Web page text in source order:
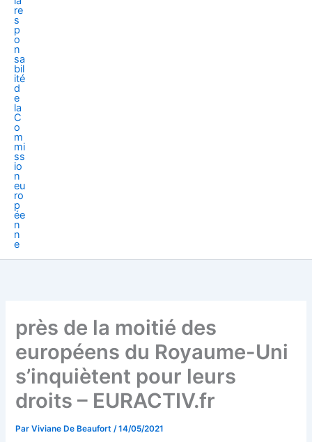
près de la moitié des
européens du Royaume-Uni
s’inquiètent pour leurs
droits – EURACTIV.fr
ParViviane De Beaufort/14/05/2021